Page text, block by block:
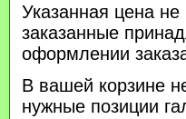
Указанная цена
заказанные
оформлении
В вашей корзине
нужные позиции